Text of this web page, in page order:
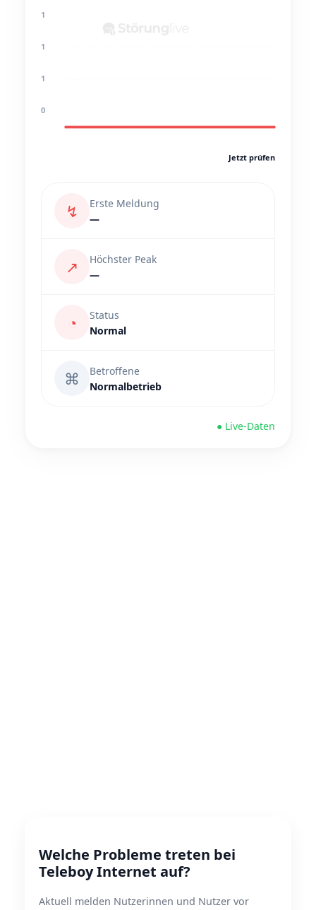
1
1
1
0
Jetzt prüfen
↯
Erste Meldung
—
↗
Höchster Peak
—
◔
Status
Normal
⌘
Betroffene
Normalbetrieb
● Live-Daten
Welche Probleme treten bei
Teleboy Internet auf?
Aktuell melden Nutzerinnen und Nutzer vor